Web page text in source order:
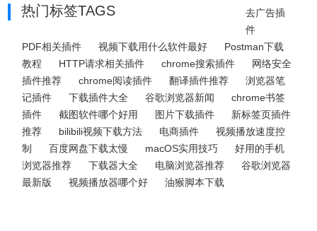
热门标签TAGS
去广告插
件
PDF相关插件
视频下载用什么软件最好
Postman下载
教程
HTTP请求相关插件 chrome搜索插件
网络安全
插件推荐
chrome阅读插件 翻译插件推荐
浏览器笔
记插件
下载插件大全 谷歌浏览器新闻
chrome书签
插件
截图软件哪个好用 图片下载插件
新标签页插件
推荐
bilibili视频下载方法 电商插件
视频播放速度控
制
百度网盘下载太慢 macOS实用技巧
好用的手机
浏览器推荐
下载器大全 电脑浏览器推荐
谷歌浏览器
最新版
视频播放器哪个好 油猴脚本下载